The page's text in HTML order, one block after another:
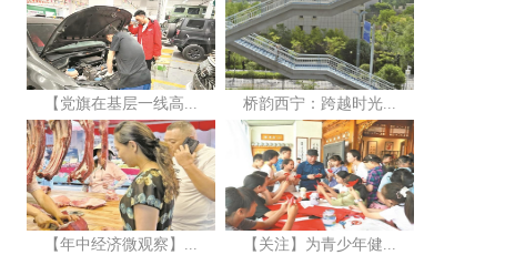
【党旗在基层一线高... 桥韵西宁：跨越时光...
【年中经济微观察】... 【关注】为青少年健...